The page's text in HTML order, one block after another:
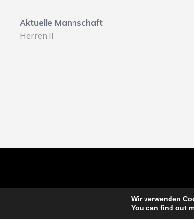
Aktuelle Mannschaft
Herren II
Wir verwenden
You can find out